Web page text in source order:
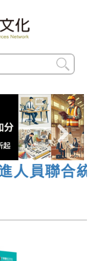
員聯合統